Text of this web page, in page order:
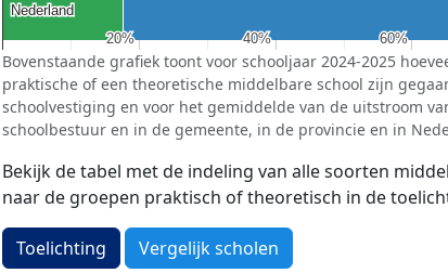
20%
20% 40%
40% 60%
60%
Nederland
Nederland
Bovenstaande grafiek toont voor schooljaar 2024-2025
praktische of een theoretische middelbare school zijn
schoolvestiging en voor het gemiddelde van de uitstroom
schoolbestuur en in de gemeente, in de provincie en in
Bekijk de tabel met de indeling van alle soorten
naar de groepen praktisch of theoretisch in de
Toelichting Vergelijk scholen